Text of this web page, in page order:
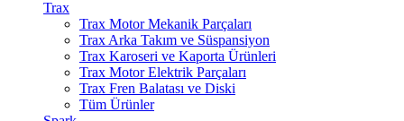
Trax
Trax Motor Mekanik Parçaları
Trax Arka Takım ve Süspansiyon
Trax Karoseri ve Kaporta Ürünleri
Trax Motor Elektrik Parçaları
Trax Fren Balatası ve Diski
Tüm Ürünler